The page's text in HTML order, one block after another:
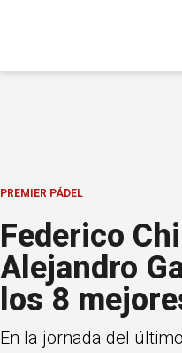
PREMIER PÁDEL
Federico
Alejandro
los 8
En la jornada del